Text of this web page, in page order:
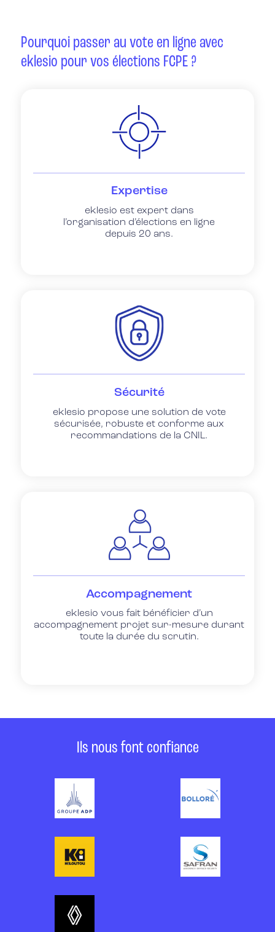
Pourquoi passer au vote en ligne avec
eklesio pour vos élections FCPE ?
Expertise
eklesio est expert dans
l’organisation d’élections en ligne
depuis 20 ans.
Sécurité
eklesio propose une solution de vote
sécurisée, robuste et conforme aux
recommandations de la CNIL.
Accompagnement
eklesio vous fait bénéficier d’un
accompagnement projet sur-mesure durant
toute la durée du scrutin.
Ils nous font confiance